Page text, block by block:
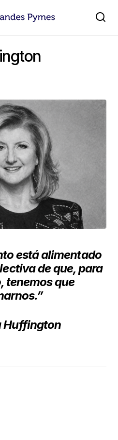
está alimentado
de que, para
tenemos que
Huffington